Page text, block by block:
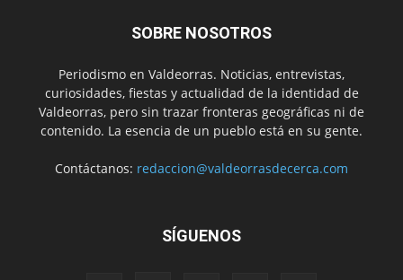
SOBRE NOSOTROS
Periodismo en Valdeorras. Noticias, entrevistas,
curiosidades, fiestas y actualidad de la identidad de
Valdeorras, pero sin trazar fronteras geográficas ni de
contenido. La esencia de un pueblo está en su gente.
Contáctanos: redaccion@valdeorrasdecerca.com
SÍGUENOS